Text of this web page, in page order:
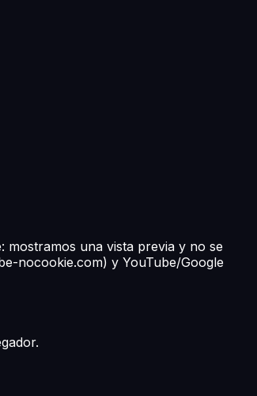
mostramos una vista previa y no se
nocookie.com) y YouTube/Google